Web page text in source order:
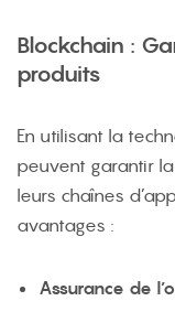
Blockchain :
produits
En utilisant la
peuvent garantir
leurs chaînes
avantages :
Assurance de